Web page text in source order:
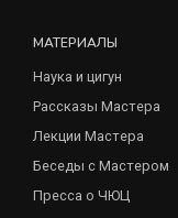
МАТЕРИАЛЫ
Наука и цигун
Рассказы Мастера
Лекции Мастера
Беседы с Мастером
Пресса о ЧЮЦ